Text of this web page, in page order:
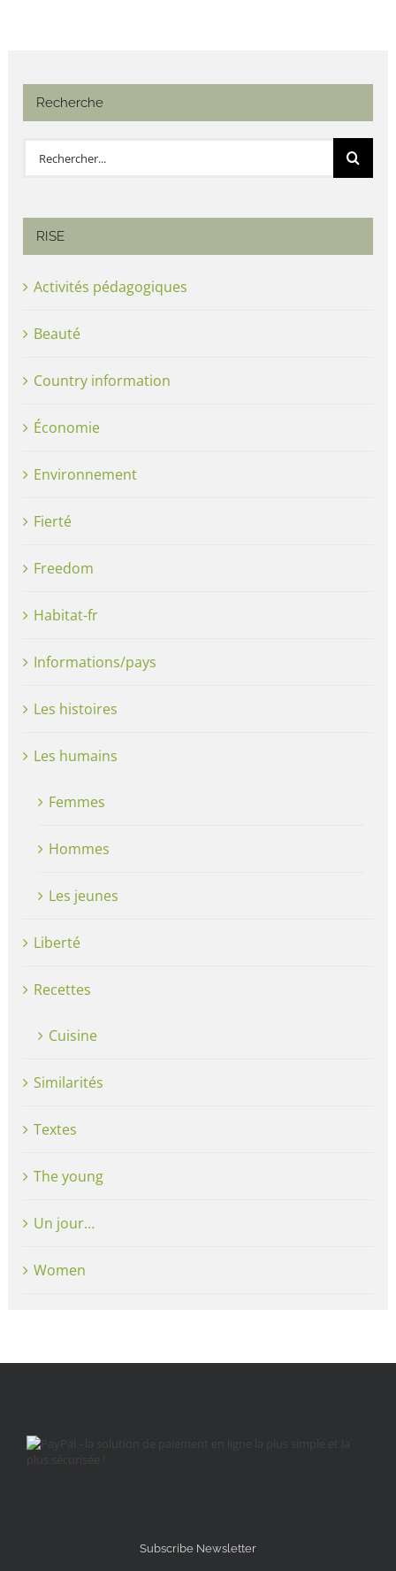
Recherche
Rechercher:
RISE
Activités pédagogiques
Beauté
Country information
Économie
Environnement
Fierté
Freedom
Habitat-fr
Informations/pays
Les histoires
Les humains
Femmes
Hommes
Les jeunes
Liberté
Recettes
Cuisine
Similarités
Textes
The young
Un jour…
Women
Subscribe Newsletter